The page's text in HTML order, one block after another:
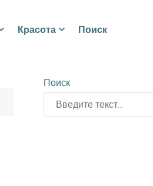
Красота Поиск
Поиск